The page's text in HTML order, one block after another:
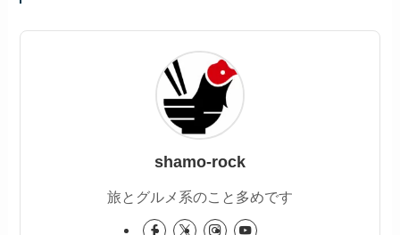
shamo-rock
旅とグルメ系のこと多めです